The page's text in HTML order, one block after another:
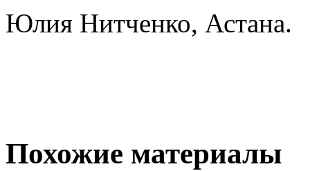
Юлия Нитченко, Астана.
Похожие материалы